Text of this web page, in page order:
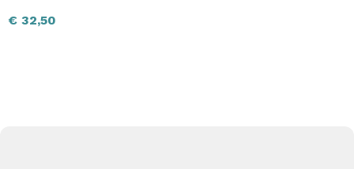
€ 32,50